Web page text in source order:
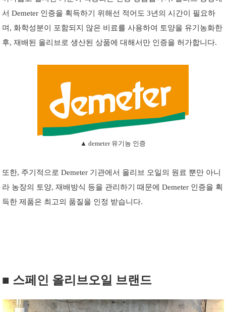
서 Demeter 인증을 획득하기 위해선 적어도 3년의 시간이 필요하
며, 화학성분이 포함되지 않은 비료를 사용하여 토양을 유기농화한
후, 재배된 올리브로 생산된 상품에 대해서만 인증을 허가합니다.
▲ demeter 유기농 인증
또한, 주기적으로 Demeter 기관에서 올리브 오일의 원료 뿐만 아니
라 농장의 토양, 재배방식 등을 관리하기 때 문에 Demeter 인증을 획
득한 제품은 최고의 품질을 인정 받습니다.
■ 스페인 올리브오일 브랜드